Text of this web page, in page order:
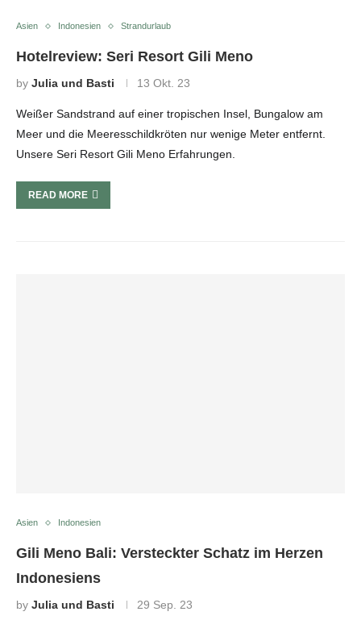
Asien Indonesien Strandurlaub
Hotelreview: Seri Resort Gili Meno
by Julia und Basti 13 Okt. 23
Weißer Sandstrand auf einer tropischen Insel, Bungalow am
Meer und die Meeresschildkröten nur wenige Meter entfernt.
Unsere Seri Resort Gili Meno Erfahrungen.
READ MORE
Asien Indonesien
Gili Meno Bali: Versteckter Schatz im Herzen
Indonesiens
by Julia und Basti 29 Sep. 23